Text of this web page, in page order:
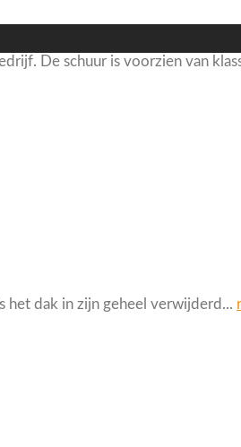
De schuur is voorzien van
het dak in zijn geheel verwijderd...